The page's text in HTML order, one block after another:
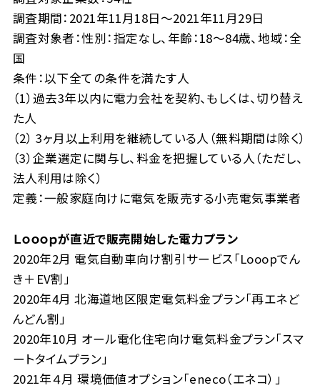
調査期間：2021年11月18日～2021年11月29日
調査対象者：性別：指定なし、年齢：18～84歳、地域：全
国
条件：以下全ての条件を満たす人
（1）過去3年以内に電力会社を契約、もしくは、切り替え
た人
（2） 3ヶ月以上利用を継続している人（無料期間は除く）
（3）企業選定に関与し、料金を把握している人（ただし、
法人利用は除く）
定義：一般家庭向けに電気を販売する小売電気事業者
Ｌｏｏｏｐが直近で販売開始した電力プラン
2020年2月 電気自動車向け割引サービス「Looopでん
き＋EV割」
2020年4月 北海道地区限定電気料金プラン「再エネど
んどん割」
2020年10月 オール電化住宅向け電気料金プラン「スマ
ートタイムプラン」
2021年４月 環境価値オプション「eneco（エネコ）」